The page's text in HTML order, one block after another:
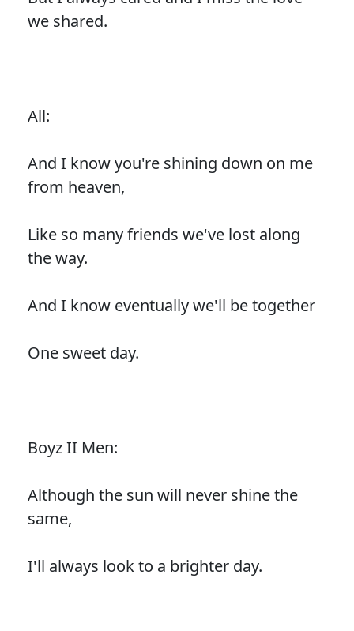
we shared.
All:
And I know you're shining down on me
from heaven,
Like so many friends we've lost along
the way.
And I know eventually we'll be together
One sweet day.
Boyz II Men:
Although the sun will never shine the
same,
I'll always look to a brighter day.